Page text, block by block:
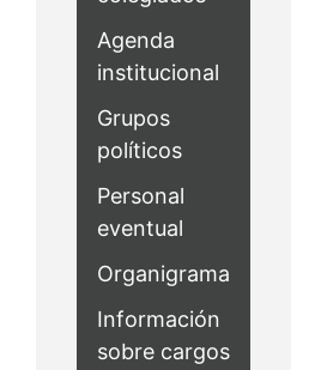
Agenda
institucional
Grupos
políticos
Personal
eventual
Organigrama
Información
sobre cargos